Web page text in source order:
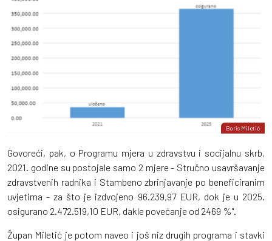
Boris Miletić
Govoreći, pak, o Programu mjera u zdravstvu i socijalnu skrb,
2021. godine su postojale samo 2 mjere - Stručno usavršavanje
zdravstvenih radnika i Stambeno zbrinjavanje po beneficiranim
uvjetima - za što je izdvojeno 96.239,97 EUR, dok je u 2025.
osigurano 2.472.519,10 EUR, dakle povećanje od 2469 %".
Župan Miletić je potom naveo i još niz drugih programa i stavki